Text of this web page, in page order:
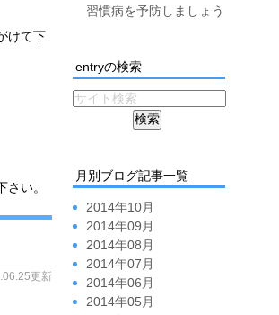
けて下
い。
更新
習慣病を予防しましょう
entryの検索
月別ブログ記事一覧
2014年10月
2014年09月
2014年08月
2014年07月
2014年06月
2014年05月